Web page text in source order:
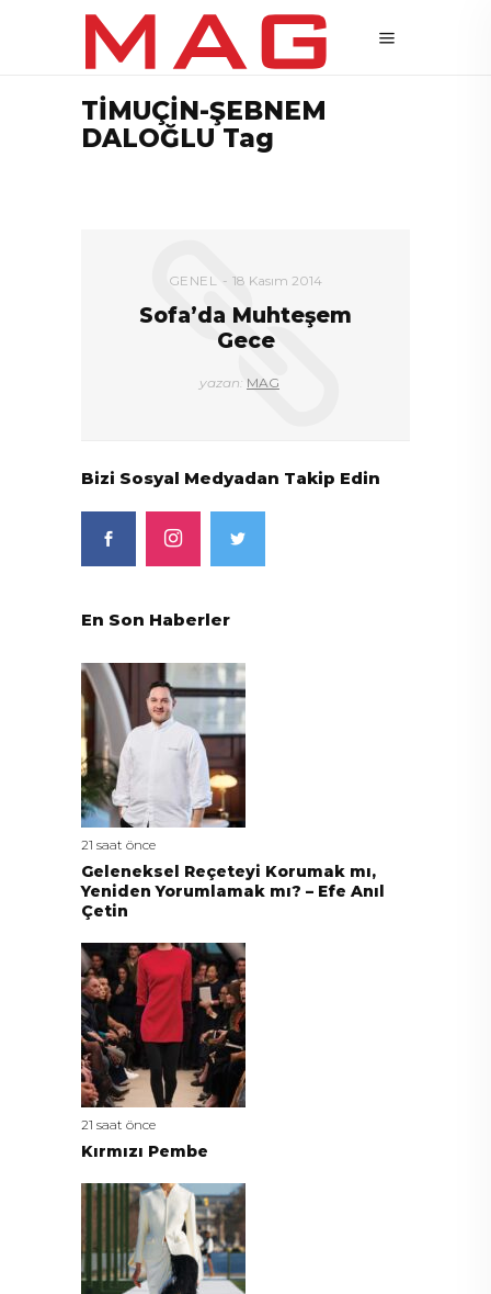
TİMUÇİN-ŞEBNEM
DALOĞLU Tag
GENEL 18 Kasım 2014
Sofa’da Muhteşem
Gece
yazan: MAG
Bizi Sosyal Medyadan Takip Edin
En Son Haberler
21 saat önce
Geleneksel Reçeteyi Korumak mı,
Yeniden Yorumlamak mı? – Efe Anıl
Çetin
21 saat önce
Kırmızı Pembe